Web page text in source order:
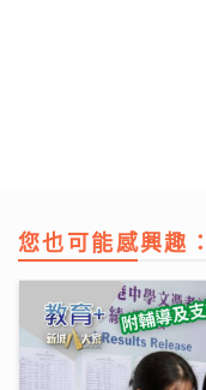
您也可能感興趣：